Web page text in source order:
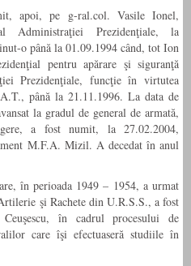
apoi, pe g-ral.col. Vasile Ionel,
Administraţiei Prezidenţiale, la
o până la 01.09.1994 când, tot Ion
pentru apărare şi siguranţă
Prezidenţiale, funcţie în virtutea
până la 21.11.1996. La data de
la gradul de general de armată,
a fost numit, la 27.02.2004,
M.F.A. Mizil. A decedat în anul
în perioada 1949 – 1954, a urmat
şi Rachete din U.R.S.S., a fost
în cadrul procesului de
care îşi efectuaseră studiile în